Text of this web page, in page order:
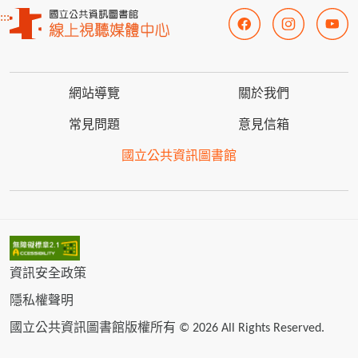
:::
網站導覽 關於我們
常見問題 意見信箱
國立公共資訊圖書館
資訊安全政策
隱私權聲明
國立公共資訊圖書館版權所有 © 2026 All Rights Reserved.